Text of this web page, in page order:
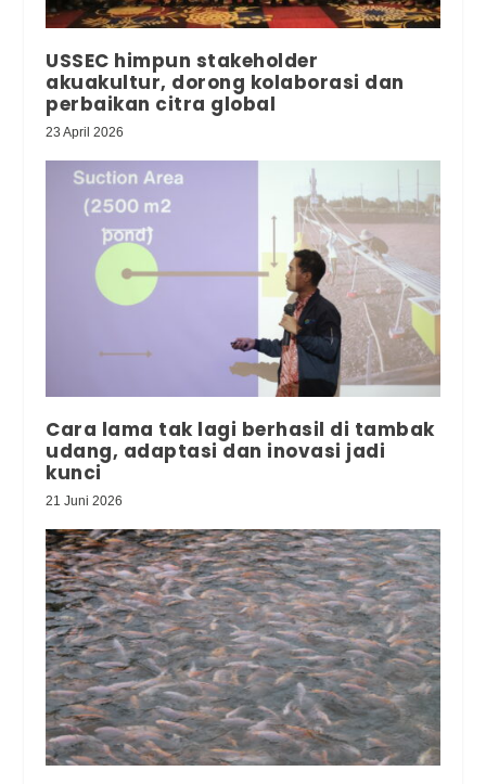
USSEC himpun stakeholder
akuakultur, dorong kolaborasi dan
perbaikan citra global
23 April 2026
Cara lama tak lagi berhasil di tambak
udang, adaptasi dan inovasi jadi
kunci
21 Juni 2026